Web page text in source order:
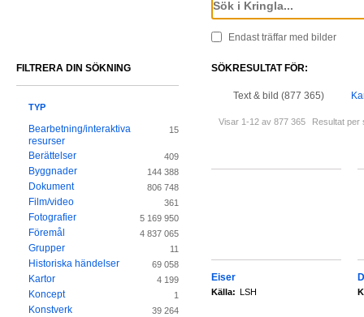
Endast träffar med bilder
SÖKRESULTAT FÖR:
Text & bild (877 365)
Visar 1-12 av 877 365 Resultat per
Eiser
Källa: LSH
FILTRERA DIN SÖKNING
TYP
Bearbetning/interaktiva
resurser
15
Berättelser 409
Byggnader 144 388
Dokument 806 748
Film/video 361
Fotografier 5 169 950
Föremål 4 837 065
Grupper 11
Historiska händelser 69 058
Kartor 4 199
Koncept 1
Konstverk 39 264